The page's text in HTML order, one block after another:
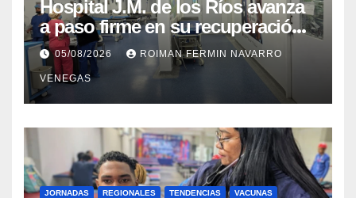
Hospital J.M. de los Ríos avanza
a paso firme en su recuperación
tras los recientes eventos
sísmicos
05/08/2026 ROIMAN FERMIN NAVARRO
VENEGAS
JORNADAS REGIONALES TENDENCIAS VACUNAS